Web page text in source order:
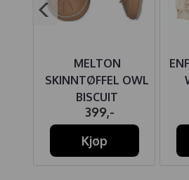
MELTON
SKINNTØFFEL OWL
BISCUIT
399,-
Kjøp